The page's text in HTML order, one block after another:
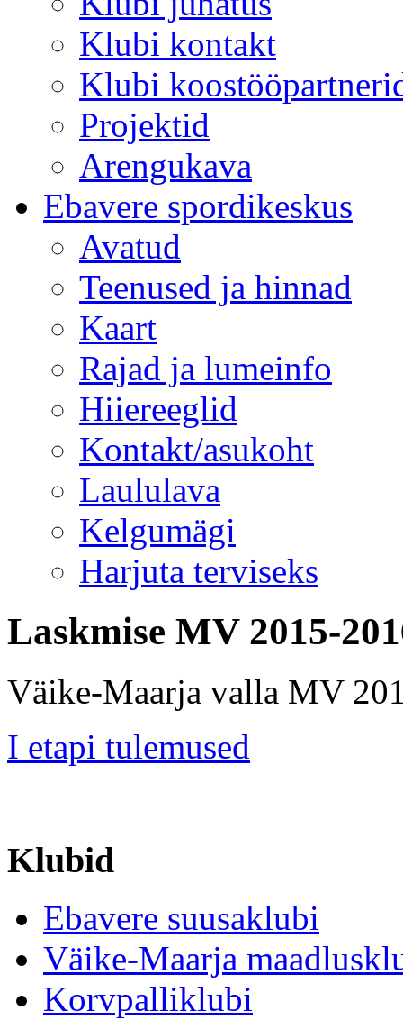
Klubi kontakt
Klubi
Projektid
Arengukava
Ebavere spordikeskus
Avatud
Teenused ja hinnad
Kaart
Rajad ja lumeinfo
Hiiereeglid
Kontakt/asukoht
Laululava
Kelgumägi
Harjuta terviseks
Laskmise MV 2015-
Väike-Maarja valla MV
I etapi tulemused
Klubid
Ebavere suusaklubi
Väike-Maarja
Korvpalliklubi